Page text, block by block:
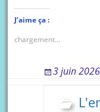
J’aime ça :
chargement…
3 juin 2026